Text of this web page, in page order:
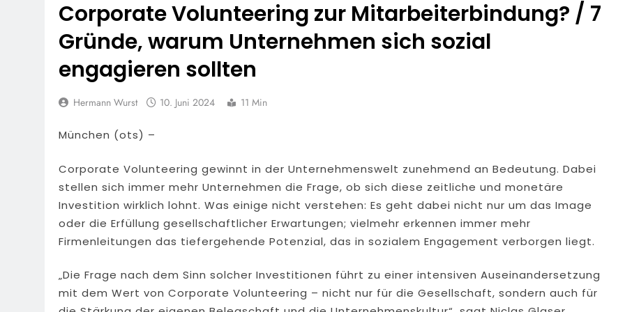
Corporate Volunteering zur Mitarbeiterbindung? / 7
Gründe, warum Unternehmen sich sozial
engagieren sollten
Hermann Wurst 10. Juni 2024 11 Min
München (ots) –
Corporate Volunteering gewinnt in der Unternehmenswelt zunehmend an Bedeutung. Dabei
stellen sich immer mehr Unternehmen die Frage, ob sich diese zeitliche und monetäre
Investition wirklich lohnt. Was einige nicht verstehen: Es geht dabei nicht nur um das Image
oder die Erfüllung gesellschaftlicher Erwartungen; vielmehr erkennen immer mehr
Firmenleitungen das tiefergehende Potenzial, das in sozialem Engagement verborgen liegt.
„Die Frage nach dem Sinn solcher Investitionen führt zu einer intensiven Auseinandersetzung
mit dem Wert von Corporate Volunteering – nicht nur für die Gesellschaft, sondern auch für